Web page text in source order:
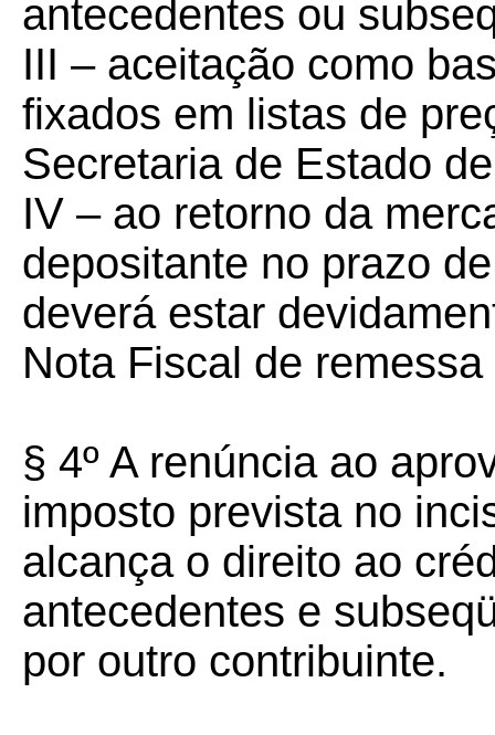
antecedentes ou
III – aceitação como
fixados em listas de
Secretaria de Estado
IV – ao retorno da
depositante no prazo
deverá estar
Nota Fiscal de
§ 4º A renúncia ao
imposto prevista no
alcança o direito ao
antecedentes e
por outro contribuinte.